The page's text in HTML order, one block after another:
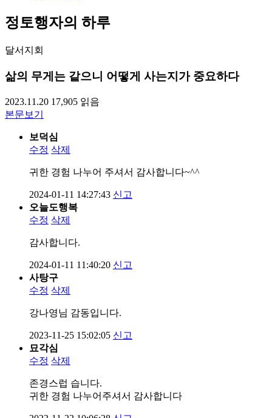
정토행자의 하루
달서지회
삶의 무게는 같으니 어떻게 사는지가 중요하다
2023.11.20 17,905 읽음
본문보기
보덕심
수정 삭제
귀한 경험 나누어 주셔서 감사합니다~^^
2024-01-11 14:27:43 신고
오늘도행복
수정 삭제
감사합니다.
2024-01-11 11:40:20 신고
사탕구
수정 삭제
강나영님 감동입니다.
2023-11-25 15:02:05 신고
묘각심
수정 삭제
존경스럽 습니다.
귀한 경험 나누어주셔서 감사합니다